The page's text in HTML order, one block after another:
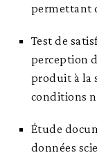
permettant
Test de
perception
produit à la
conditions
Étude
données